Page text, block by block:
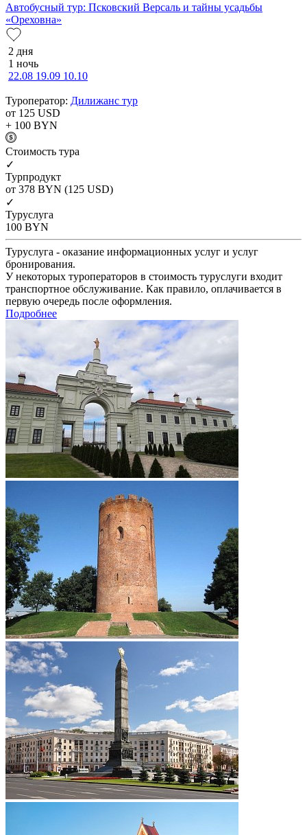
Автобусный тур: Псковский Версаль и тайны усадьбы
«Ореховна»
2 дня
1 ночь
22.08 19.09 10.10
Туроператор: Дилижанс тур
от 125 USD
+ 100 BYN
Cтоимость тура
✓
Турпродукт
от 378 BYN (125 USD)
✓
Туруслуга
100 BYN
Туруслуга - оказание информационных услуг и услуг
бронирования.
У некоторых туроператоров в стоимость туруслуги входит
транспортное обслуживание. Как правило, оплачивается в
первую очередь после оформления.
Подробнее